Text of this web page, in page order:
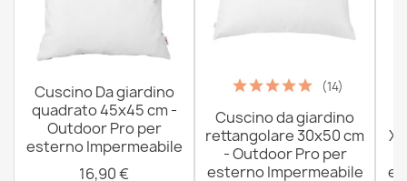
Cuscino Da giardino
quadrato 45x45 cm -
Outdoor Pro per
esterno Impermeabile
16,90 €
(14)
Cuscino da giardino
rettangolare 30x50 cm
- Outdoor Pro per
esterno Impermeabile